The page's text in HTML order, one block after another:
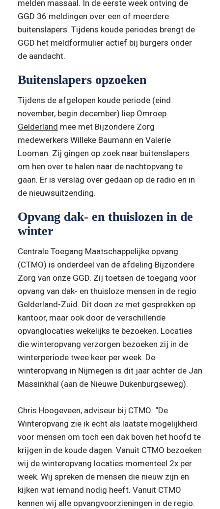
melden massaal. In de eerste week ontving de
GGD 36 meldingen over een of meerdere
buitenslapers. Tijdens koude periodes brengt de
GGD het meldformulier actief bij burgers onder
de aandacht.
Buitenslapers opzoeken
Tijdens de afgelopen koude periode (eind
november, begin december) liep Omroep
Gelderland mee met Bijzondere Zorg
medewerkers Willeke Baumann en Valerie
Looman. Zij gingen op zoek naar buitenslapers
om hen over te halen naar de nachtopvang te
gaan. Er is verslag over gedaan op de radio en in
de nieuwsuitzending.
Opvang dak- en thuislozen in de
winter
Centrale Toegang Maatschappelijke opvang
(CTMO) is onderdeel van de afdeling Bijzondere
Zorg van onze GGD. Zij toetsen de toegang voor
opvang van dak- en thuisloze mensen in de regio
Gelderland-Zuid. Dit doen ze met gesprekken op
kantoor, maar ook door de verschillende
opvanglocaties wekelijks te bezoeken. Locaties
die winteropvang verzorgen bezoeken zij in de
winterperiode twee keer per week. De
winteropvang in Nijmegen is dit jaar achter de Jan
Massinkhal (aan de Nieuwe Dukenburgseweg).
Chris Hoogeveen, adviseur bij CTMO: “De
Winteropvang zie ik echt als laatste mogelijkheid
voor mensen om toch een dak boven het hoofd te
krijgen in de koude dagen. Vanuit CTMO bezoeken
wij de winteropvang locaties momenteel 2x per
week. Wij spreken de mensen die nieuw zijn en
kijken wat iemand nodig heeft. Vanuit CTMO
kennen wij alle opvangvoorzieningen in de regio.